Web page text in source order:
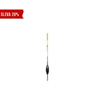
SLEVA 20%